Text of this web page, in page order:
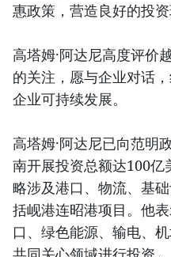
惠政策，营造良好的投
高塔姆·阿达尼高度评价
的关注，愿与企业对话
企业可持续发展。
高塔姆·阿达尼已向范明
南开展投资总额达100
略涉及港口、物流、基
括岘港连昭港项目。他
口、绿色能源、输电、